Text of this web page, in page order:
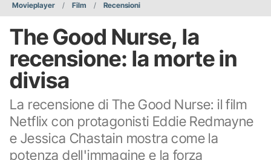
Movieplayer Film Recensioni
The Good Nurse, la
recensione: la morte in
divisa
La recensione di The Good Nurse: il film
Netflix con protagonisti Eddie Redmayne
e Jessica Chastain mostra come la
potenza dell'immagine e la forza